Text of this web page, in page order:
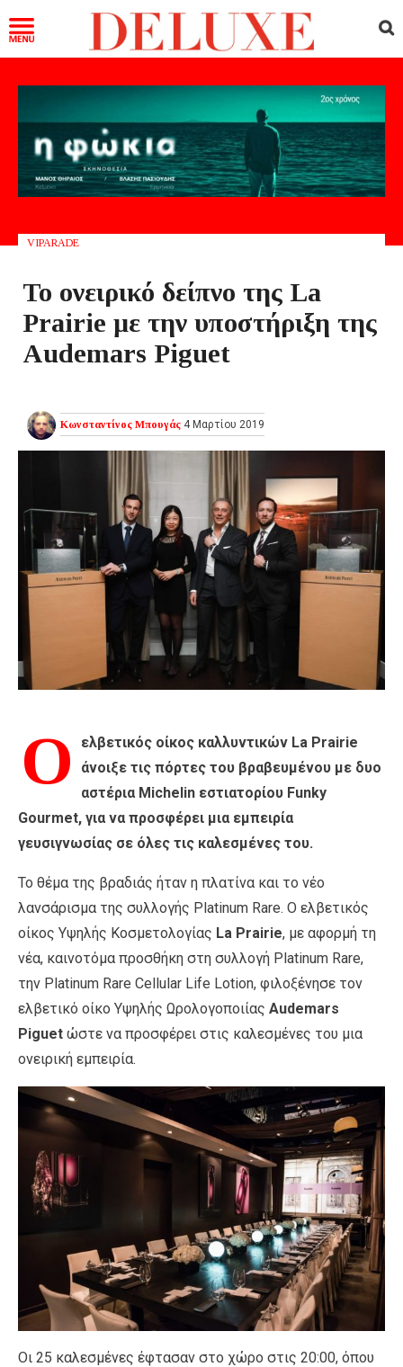
VIPARADE
Το ονειρικό δείπνο της La
Prairie με την υποστήριξη της
Audemars Piguet
Κωνσταντίνος Μπουγάς 4 Μαρτίου 2019
Ο
ελβετικός οίκος καλλυντικών La Prairie
άνοιξε τις πόρτες του βραβευμένου με δυο
αστέρια Michelin εστιατορίου Funky
Gourmet, για να προσφέρει μια εμπειρία
γευσιγνωσίας σε όλες τις καλεσμένες του.
Το θέμα της βραδιάς ήταν η πλατίνα και το νέο
λανσάρισμα της συλλογής Platinum Rare. Ο ελβετικός
οίκος Υψηλής Κοσμετολογίας La Prairie, με αφορμή τη
νέα, καινοτόμα προσθήκη στη συλλογή Platinum Rare,
την Platinum Rare Cellular Life Lotion, φιλοξένησε τον
ελβετικό οίκο Υψηλής Ωρολογοποιίας Audemars
Piguet ώστε να προσφέρει στις καλεσμένες του μια
ονειρική εμπειρία.
Οι 25 καλεσμένες έφτασαν στο χώρο στις 20:00, όπου